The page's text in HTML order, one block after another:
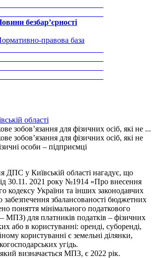
безбар’єрності
правова база
області
зобов’язання для фізичних осіб, які не ...
зобов’язання для фізичних осіб, які не
особи – підприємці
ДПС у Київській області нагадує, що
30.11. 2021 року №1914 «Про внесення
кодексу України та інших законодавчих
забезпечення збалансованості бюджетних
поняття мінімального податкового
– МПЗ) для платників податків – фізичних
або в користуванні: оренді, суборенді,
користуванні є земельні ділянки,
угідь.
визначається МПЗ, є 2022 рік.